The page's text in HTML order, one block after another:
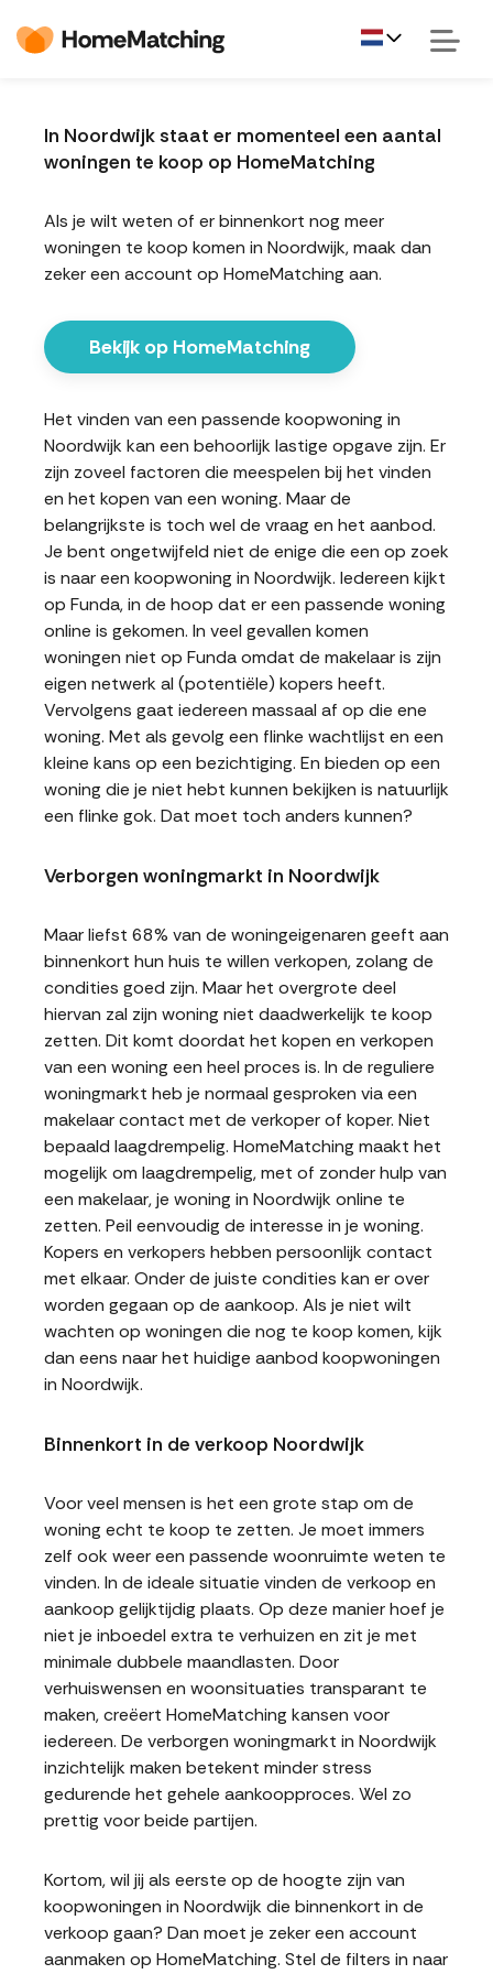
In Noordwijk staat er momenteel een aantal
woningen te koop op HomeMatching
Als je wilt weten of er binnenkort nog meer
woningen te koop komen in Noordwijk, maak dan
zeker een account op HomeMatching aan.
Bekijk op HomeMatching
Het vinden van een passende koopwoning in
Noordwijk kan een behoorlijk lastige opgave zijn. Er
zijn zoveel factoren die meespelen bij het vinden
en het kopen van een woning. Maar de
belangrijkste is toch wel de vraag en het aanbod.
Je bent ongetwijfeld niet de enige die een op zoek
is naar een koopwoning in Noordwijk. Iedereen kijkt
op Funda, in de hoop dat er een passende woning
online is gekomen. In veel gevallen komen
woningen niet op Funda omdat de makelaar is zijn
eigen netwerk al (potentiële) kopers heeft.
Vervolgens gaat iedereen massaal af op die ene
woning. Met als gevolg een flinke wachtlijst en een
kleine kans op een bezichtiging. En bieden op een
woning die je niet hebt kunnen bekijken is natuurlijk
een flinke gok. Dat moet toch anders kunnen?
Verborgen woningmarkt in Noordwijk
Maar liefst 68% van de woningeigenaren geeft aan
binnenkort hun huis te willen verkopen, zolang de
condities goed zijn. Maar het overgrote deel
hiervan zal zijn woning niet daadwerkelijk te koop
zetten. Dit komt doordat het kopen en verkopen
van een woning een heel proces is. In de reguliere
woningmarkt heb je normaal gesproken via een
makelaar contact met de verkoper of koper. Niet
bepaald laagdrempelig. HomeMatching maakt het
mogelijk om laagdrempelig, met of zonder hulp van
een makelaar, je woning in Noordwijk online te
zetten. Peil eenvoudig de interesse in je woning.
Kopers en verkopers hebben persoonlijk contact
met elkaar. Onder de juiste condities kan er over
worden gegaan op de aankoop. Als je niet wilt
wachten op woningen die nog te koop komen, kijk
dan eens naar het huidige aanbod koopwoningen
in Noordwijk.
Binnenkort in de verkoop Noordwijk
Voor veel mensen is het een grote stap om de
woning echt te koop te zetten. Je moet immers
zelf ook weer een passende woonruimte weten te
vinden. In de ideale situatie vinden de verkoop en
aankoop gelijktijdig plaats. Op deze manier hoef je
niet je inboedel extra te verhuizen en zit je met
minimale dubbele maandlasten. Door
verhuiswensen en woonsituaties transparant te
maken, creëert HomeMatching kansen voor
iedereen. De verborgen woningmarkt in Noordwijk
inzichtelijk maken betekent minder stress
gedurende het gehele aankoopproces. Wel zo
prettig voor beide partijen.
Kortom, wil jij als eerste op de hoogte zijn van
koopwoningen in Noordwijk die binnenkort in de
verkoop gaan? Dan moet je zeker een account
aanmaken op HomeMatching. Stel de filters in naar